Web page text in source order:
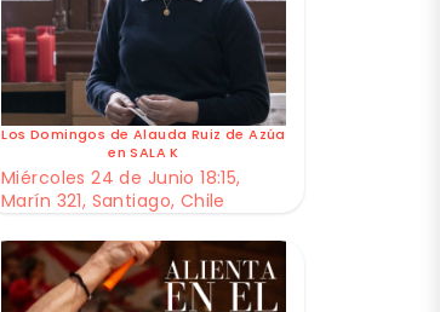
Los Domingos de Alauda Ruiz de Azúa
en SALA K
Miércoles 24 de Junio 18:15,
Marín 321, Santiago, Chile